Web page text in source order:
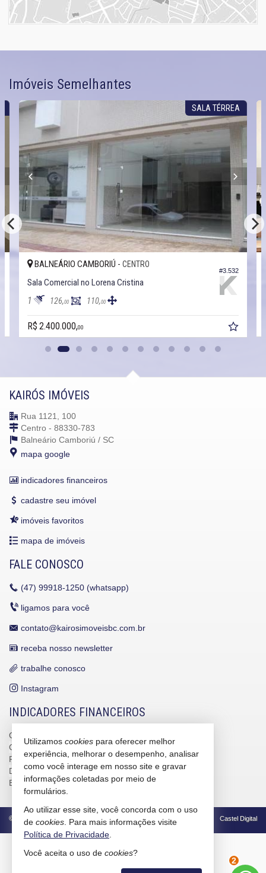
Imóveis Semelhantes
SALA TÉRREA
#3.532
BALNEÁRIO CAMBORIÚ - CENTRO
Sala Comercial no Lorena Cristina
1 126,00 110,00
R$ 2.400.000,00
KAIRÓS IMÓVEIS
Rua 1121, 100
Centro - 88330-783
Balneário Camboriú / SC
mapa google
indicadores financeiros
cadastre seu imóvel
imóveis favoritos
mapa de imóveis
FALE CONOSCO
(47) 99918-1250 (whatsapp)
ligamos para você
contato@kairosimoveisbc.com.br
receba nosso newsletter
trabalhe conosco
Instagram
INDICADORES FINANCEIROS
CUB /
CUB /SCvariação
0,95%
Poupança
0,6738%
Dólar Comercial
R$ 5,09
Euro
R$ 5,88
© 2026 CRECI/SC 4586-J Política de Privacidade Castel Digital
2
Utilizamos cookies para oferecer melhor
experiência, melhorar o desempenho, analisar
como você interage em nosso site e gravar
informações coletadas por meio de
formulários.
Ao utilizar esse site, você concorda com o uso
de cookies . Para mais informações visite
Política de Privacidade
Você aceita o uso de cookies?